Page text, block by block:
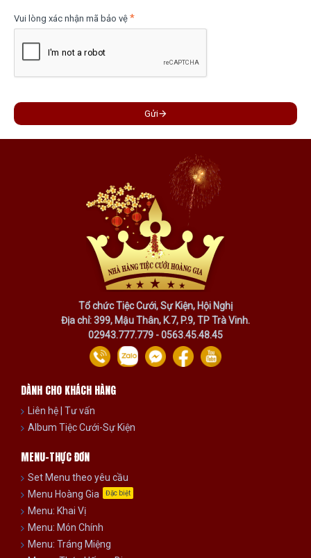
Vui lòng xác nhận mã bảo vệ
Gửi
Tổ chức Tiệc Cưới, Sự Kiện, Hội Nghị
Địa chỉ: 399, Mậu Thân, K.7, P.9, TP Trà Vinh.
02943.777.779 - 0563.45.48.45
DÀNH CHO KHÁCH HÀNG
Liên hệ | Tư vấn
Album Tiệc Cưới-Sự Kiện
MENU-THỰC ĐƠN
Set Menu theo yêu cầu
Menu Hoàng Gia
Đặc biệt
Menu: Khai Vị
Menu: Món Chính
Menu: Tráng Miệng